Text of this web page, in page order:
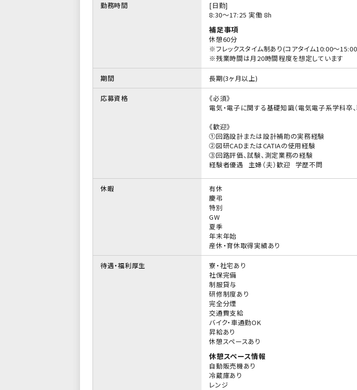
勤務時間
[日勤]
8:30〜17:25 実働 8h
補足事項
休憩60分
※フレックスタイム制あり(コアタイム10:00～
※残業時間は月20時間程度を想定しています
期間 長期(3ヶ月以上)
応募資格
《必須》
電気・電子に関する基礎知識（電気電子系学科卒
《歓迎》
①回路設計または設計補助の実務経験
②図研CADまたはCATIAの使用経験
③回路評価、試験、測定業務の経験
経験者優遇
主婦（夫）歓迎 学歴不問
休暇
有休
慶弔
特別
GW
夏季
年末年始
産休・育休取得実績あり
待遇・福利厚生
寮・社宅あり
社保完備
制服貸与
研修制度あり
完全分煙
交通費支給
バイク・車通勤OK
昇給あり
休憩スペースあり
休憩スペース情報
自動販売機あり
冷蔵庫あり
レンジ